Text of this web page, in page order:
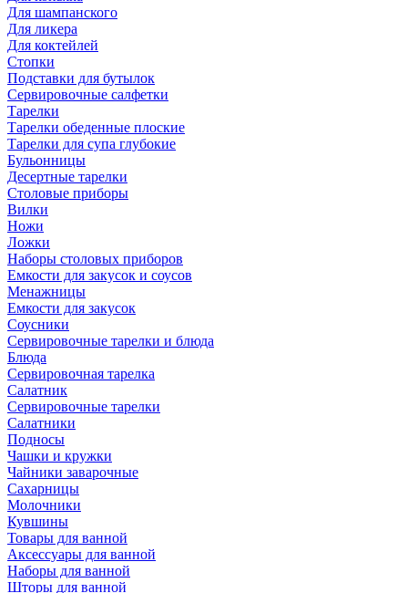
Для шампанского
Для ликера
Для коктейлей
Стопки
Подставки для бутылок
Сервировочные салфетки
Тарелки
Тарелки обеденные плоские
Тарелки для супа глубокие
Бульонницы
Десертные тарелки
Столовые приборы
Вилки
Ножи
Ложки
Наборы столовых приборов
Емкости для закусок и соусов
Менажницы
Емкости для закусок
Соусники
Сервировочные тарелки и блюда
Блюда
Сервировочная тарелка
Салатник
Сервировочные тарелки
Салатники
Подносы
Чашки и кружки
Чайники заварочные
Сахарницы
Молочники
Кувшины
Товары для ванной
Аксессуары для ванной
Наборы для ванной
Шторы для ванной